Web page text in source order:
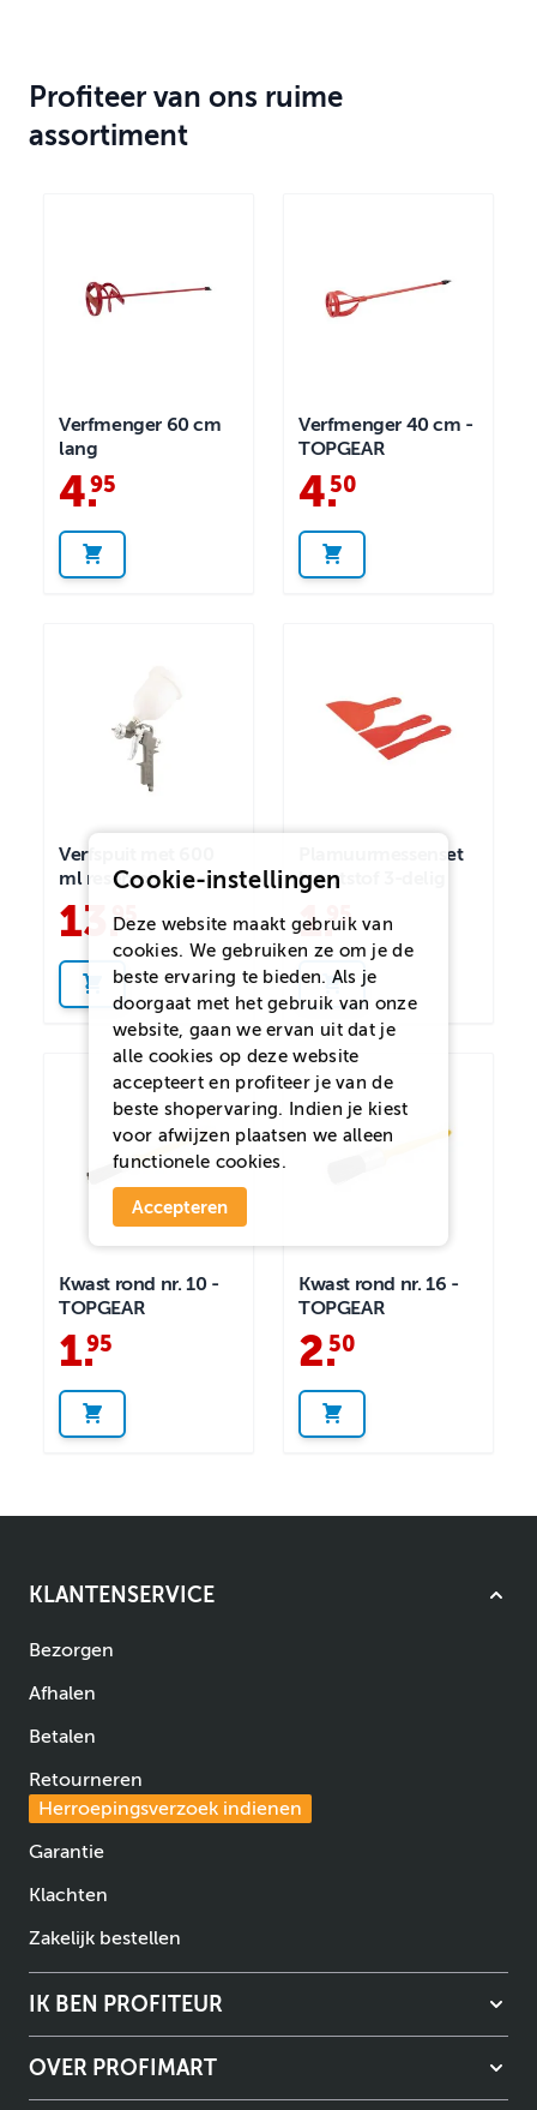
Profiteer van ons ruime
assortiment
Verfmenger 60 cm
lang
4.
95
Verfmenger 40 cm -
TOPGEAR
4.
50
Verfspuit met 600
ml reservoir
13 .
95
Plamuurmessenset
kunststof 3-delig
1.95
Kwast rond nr. 10 -
TOPGEAR
1.
95
Kwast rond nr. 16 -
TOPGEAR
2.
50
KLANTENSERVICE
Bezorgen
Afhalen
Betalen
Retourneren
Herroepingsverzoek indienen
Garantie
Klachten
Zakelijk bestellen
IK BEN PROFITEUR
OVER PROFIMART
Cookie-instellingen
Deze website maakt gebruik van
cookies. We gebruiken ze om je de
beste ervaring te bieden. Als je
doorgaat met het gebruik van onze
website, gaan we ervan uit dat je
alle cookies op deze website
accepteert en profiteer je van de
beste shopervaring. Indien je kiest
voor afwijzen plaatsen we alleen
functionele cookies.
Accepteren